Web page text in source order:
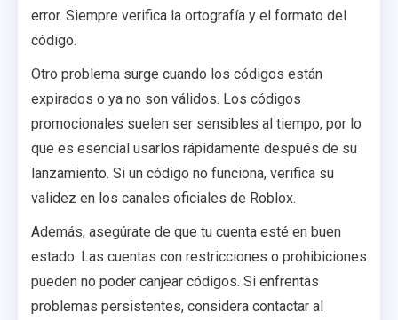
error. Siempre verifica la ortografía y el formato del
código.
Otro problema surge cuando los códigos están
expirados o ya no son válidos. Los códigos
promocionales suelen ser sensibles al tiempo, por lo
que es esencial usarlos rápidamente después de su
lanzamiento. Si un código no funciona, verifica su
validez en los canales oficiales de Roblox.
Además, asegúrate de que tu cuenta esté en buen
estado. Las cuentas con restricciones o prohibiciones
pueden no poder canjear códigos. Si enfrentas
problemas persistentes, considera contactar al